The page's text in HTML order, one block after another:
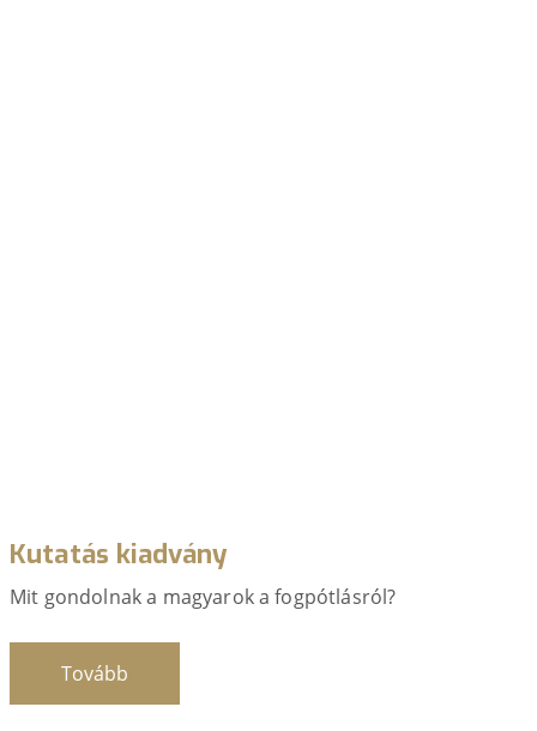
Kutatás kiadvány
Mit gondolnak a magyarok a fogpótlásról?
Tovább